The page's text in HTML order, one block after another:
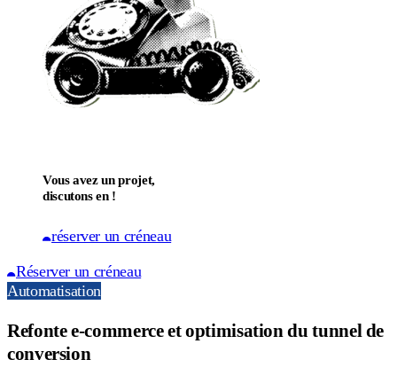
Vous avez un projet,
discutons en !
réserver un créneau
Réserver un créneau
Automatisation
Refonte e-commerce et optimisation du tunnel de
conversion